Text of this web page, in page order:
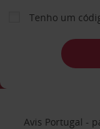
Tenho um
Avis Portugal -